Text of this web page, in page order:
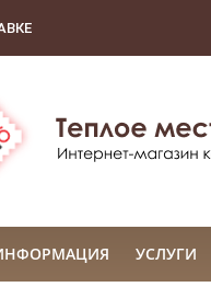
УСЛУГИ